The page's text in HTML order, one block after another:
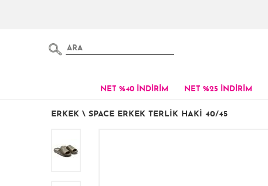
NET %40 İNDİRİM NET %25 İNDİRİM
ERKEK \ SPACE ERKEK TERLIK HAKI 40/45